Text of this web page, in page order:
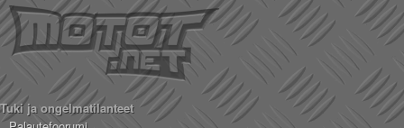
Tuki ja ongelmatilanteet